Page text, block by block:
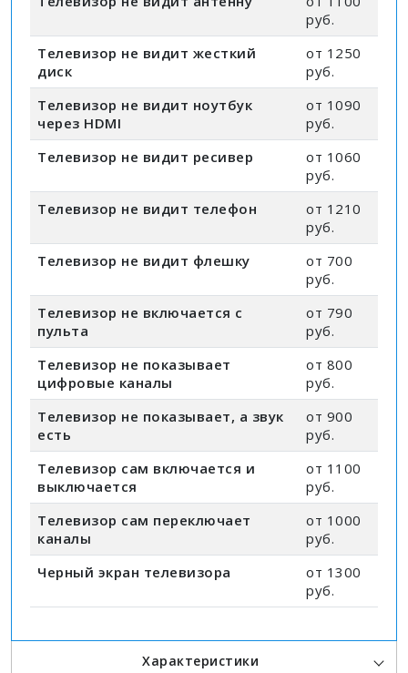
руб.
Телевизор не видит жесткий
диск
от 1250
руб.
Телевизор не видит ноутбук
через HDMI
от 1090
руб.
Телевизор не видит ресивер
от 1060
руб.
Телевизор не видит телефон
от 1210
руб.
Телевизор не видит флешку
от 700
руб.
Телевизор не включается с
пульта
от 790
руб.
Телевизор не показывает
цифровые каналы
от 800
руб.
Телевизор не показывает, а звук
есть
от 900
руб.
Телевизор сам включается и
выключается
от 1100
руб.
Телевизор сам переключает
каналы
от 1000
руб.
Черный экран телевизора
от 1300
руб.
Характеристики